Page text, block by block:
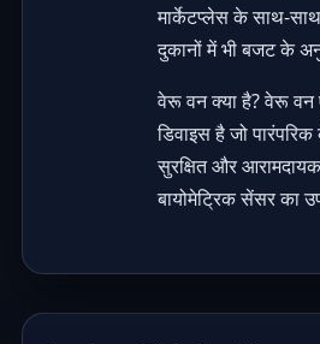
मार्केटप्लेस के साथ-
दुकानों में भी बजट के
वेरू वन क्या है? वेरू वन
डिवाइस है जो
सुरक्षित और
बायोमेट्रिक सेंसर का